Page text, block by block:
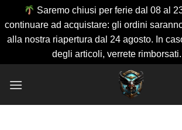
Saremo chiusi per ferie dal 08 al
continuare ad acquistare: gli ordini
alla nostra riapertura dal 24 agosto. In
degli articoli, verrete rimborsati.